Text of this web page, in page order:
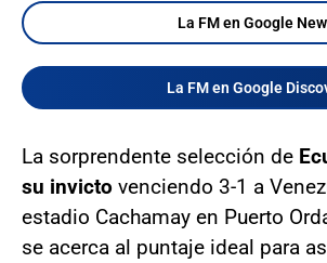
La FM en Google
La FM en Google
La sorprendente selección de
su invicto venciendo 3-1 a
estadio Cachamay en Puerto
se acerca al puntaje ideal para